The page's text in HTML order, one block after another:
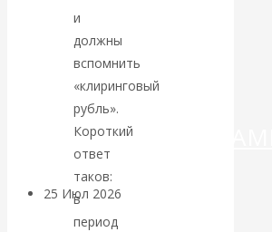
ДЕНЕГ»: КИТАЙ
ВЕДЁТ БОРЬБУ
КРИПТОВАЛЮТАМИ
25 Июл 2026
и
должны
вспомнить
«клиринговый
рубль».
Короткий
ответ
таков:
в
период